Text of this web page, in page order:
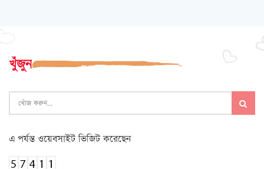
খুঁজুন
এ পর্যন্ত ওয়েবসাইট ভিজিট করেছেন